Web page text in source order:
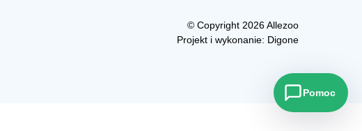
© Copyright 2026 Allezoo
Projekt i wykonanie: Digone
Pomoc